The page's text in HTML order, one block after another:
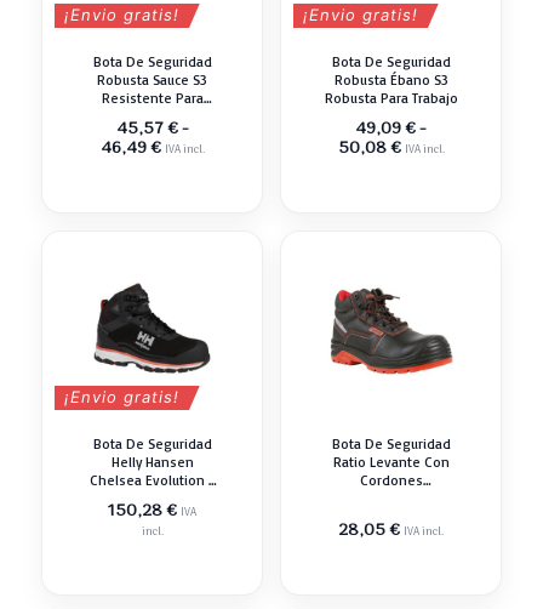
¡Envio gratis!
Bota De Seguridad
Robusta Sauce S3
Resistente Para
45,57€-
46,49€Rango
IVA incl.
¡Envio gratis!
Bota De Seguridad
Robusta Ébano S3
Robusta Para Trabajo
49,09€-
50,08€Rango
IVA incl.
¡Envio gratis!
Bota De Seguridad
Helly Hansen
Chelsea Evolution 2
150,28€ IVA
incl.
Bota De Seguridad
Ratio Levante Con
Cordones
28,05€ IVA incl.